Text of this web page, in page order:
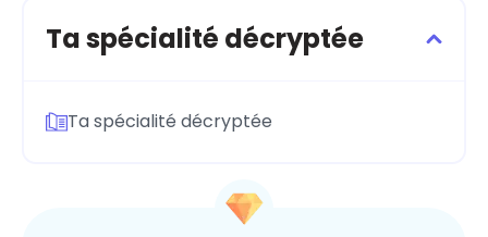
Ta spécialité décryptée
Ta spécialité décryptée